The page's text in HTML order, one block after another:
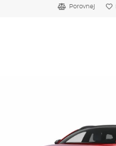
Porovnej